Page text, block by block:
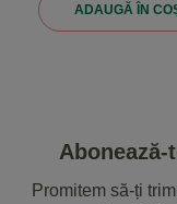
ADAUGĂ ÎN
Promitem să-ți